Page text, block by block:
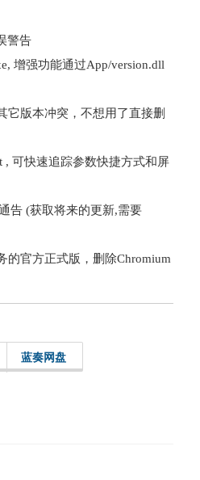
警告
增强功能通过App/version.dll
它版本冲突，不想用了直接删
, 可快速追踪参数快捷方式和屏
告 (获取将来的更新,需要
的官方正式版，删除Chromium
蓝奏网盘